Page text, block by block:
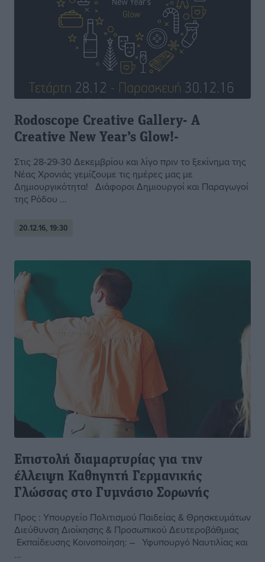
Rodoscope Creative Gallery- A
Creative New Year’s Glow!-
Στις 28-29-30 Δεκεμβρίου και λίγο πριν το ξεκίνημα της
Νέας Χρονιάς γεμίζουμε τις ημέρες μας με
Δημιουργικότητα! Διάφοροι Δημιουργοί και Παραγωγοί
της Ρόδου ...
20.12.16, 19:30
Επιστολή διαμαρτυρίας για την
έλλειψη Καθηγητή Γερμανικής
Γλώσσας στο Γυμνάσιο Σορωνής
Προς : Υπουργείο Πολιτισμού Παιδείας & Θρησκευμάτων
Διεύθυνση Διοίκησης & Προσωπικού Δευτεροβάθμιας
Εκπαίδευσης Κοινοποίηση: – Υφυπουργό Ναυτιλίας και
...